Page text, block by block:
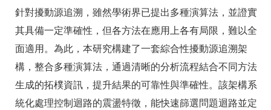
針對擾動源追溯，雖然學術界已提出多種演算法，並證實
其具備一定準確性，但各方法在應用上各有局限，難以全
面適用。為此，本研究構建了一套綜合性擾動源追溯架
構，整合多種演算法，通過清晰的分析流程結合不同方法
生成的拓樸資訊，提升結果的可靠性與準確性。該架構系
統化處理控制迴路的震盪特徵，能快速篩選問題迴路並定